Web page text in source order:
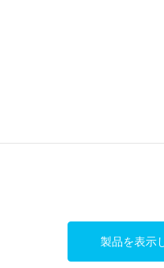
製品を表示